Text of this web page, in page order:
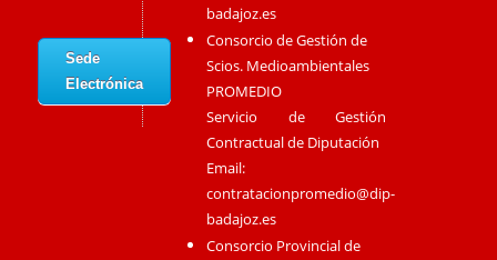
Sede
Electrónica
badajoz.es
Consorcio de Gestión de
Scios. Medioambientales
PROMEDIO
Servicio de Gestión
Contractual de Diputación
Email:
contratacionpromedio@dip-
badajoz.es
Consorcio Provincial de